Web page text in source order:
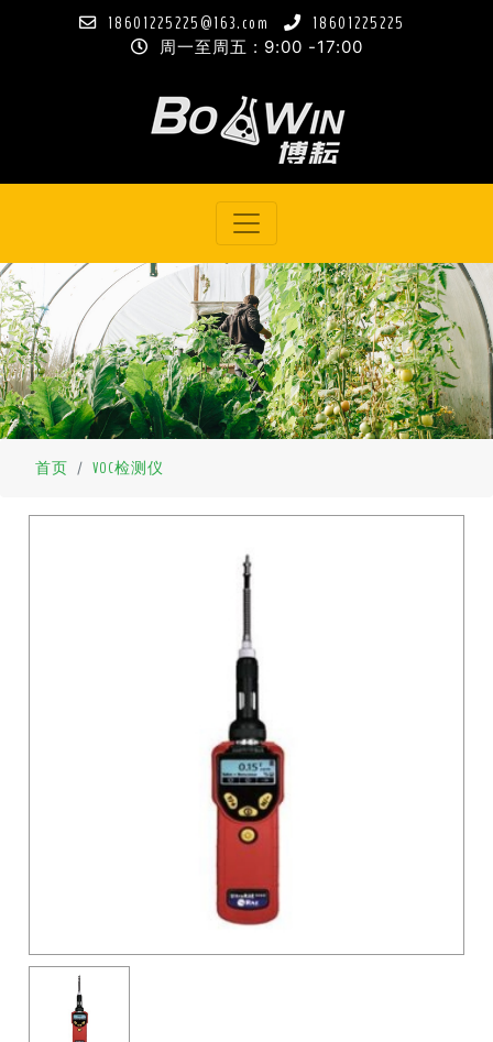
18601225225@163.com 18601225225
周一至周五 : 9:00 -17:00
首页 VOC检测仪